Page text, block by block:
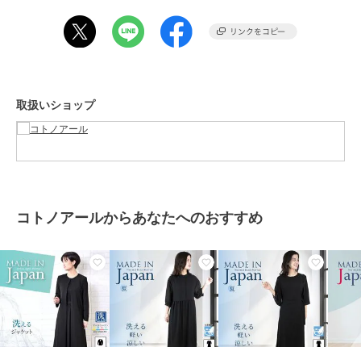
コットン82％
ナイロン18％
特徴
アウター・ジャケット・コート
綿・コットン素材/レース/セ
ックフォーマル（礼装・喪服）
原産国 日本製
取扱いショップ
コトノアールからあなたへのおすすめ